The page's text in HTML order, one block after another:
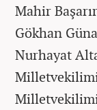
Mahir
Gökhan
Nurhayat